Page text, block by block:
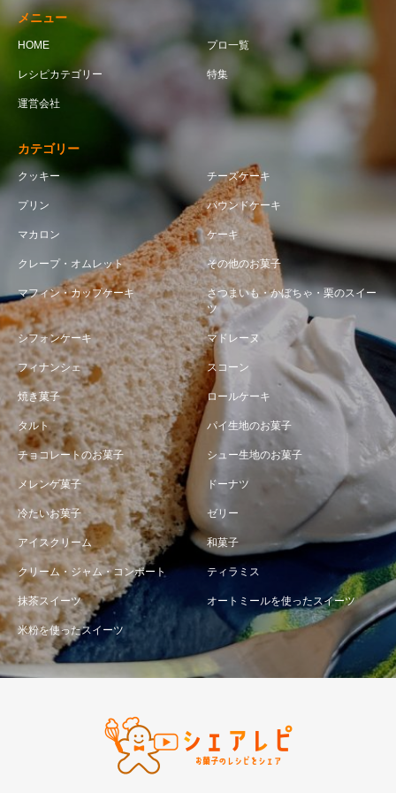
メニュー
HOME プロ一覧
レシピカテゴリー 特集
運営会社
カテゴリー
クッキー チーズケーキ
プリン パウンドケーキ
マカロン ケーキ
クレープ・オムレット その他のお菓子
マフィン・カップケーキ
さつまいも・かぼちゃ・栗のスイー
ツ
シフォンケーキ マドレーヌ
フィナンシェ スコーン
焼き菓子 ロールケーキ
タルト パイ生地のお菓子
チョコレートのお菓子 シュー生地のお菓子
メレンゲ菓子 ドーナツ
冷たいお菓子 ゼリー
アイスクリーム 和菓子
クリーム・ジャム・コンポート ティラミス
抹茶スイーツ オートミールを使ったスイーツ
米粉を使ったスイーツ